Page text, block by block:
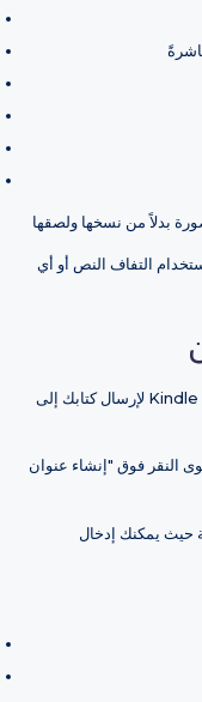
التفاف النص أو أي
لإرسال كتابك إلى Kindle Direct Publishing ، ما عليك سوى الانتقال إلى
النقر فوق "إنشاء عنوان
حيث يمكنك إدخال